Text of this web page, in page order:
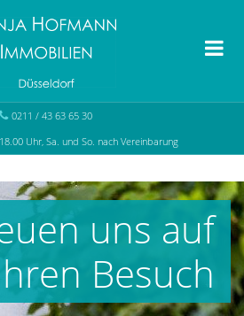
0211 / 43 63 65 30
Uhr, Sa. und So. nach Vereinbarung
uns auf
Besuch